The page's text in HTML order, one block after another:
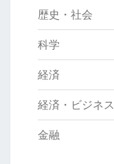
歴史・社会
科学
経済
経済・ビジネス
金融